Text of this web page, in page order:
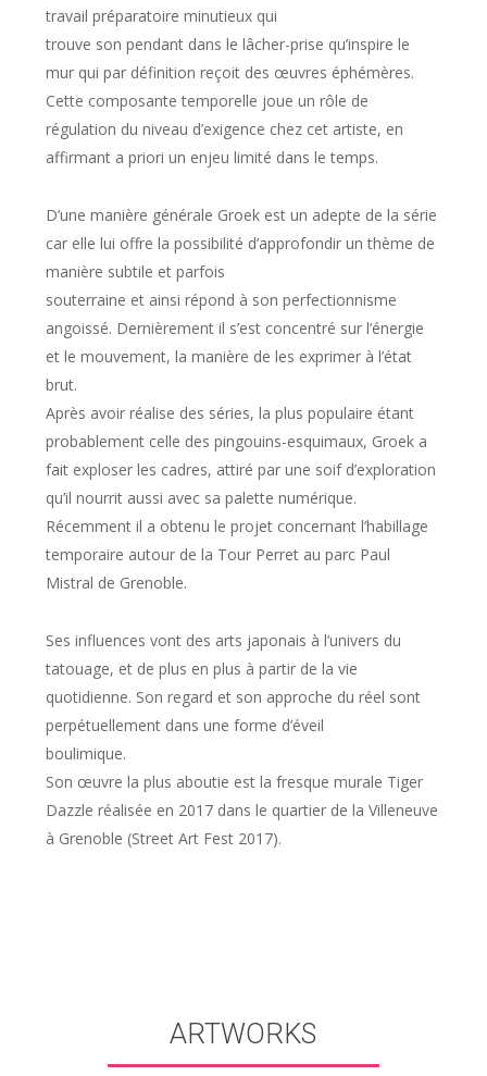
travail préparatoire minutieux qui
trouve son pendant dans le lâcher-prise qu’inspire le
mur qui par définition reçoit des œuvres éphémères.
Cette composante temporelle joue un rôle de
régulation du niveau d’exigence chez cet artiste, en
affirmant a priori un enjeu limité dans le temps.
D’une manière générale Groek est un adepte de la série
car elle lui offre la possibilité d’approfondir un thème de
manière subtile et parfois
souterraine et ainsi répond à son perfectionnisme
angoissé. Dernièrement il s’est concentré sur l’énergie
et le mouvement, la manière de les exprimer à l’état
brut.
Après avoir réalise des séries, la plus populaire étant
probablement celle des pingouins-esquimaux, Groek a
fait exploser les cadres, attiré par une soif d’exploration
qu’il nourrit aussi avec sa palette numérique.
Récemment il a obtenu le projet concernant l’habillage
temporaire autour de la Tour Perret au parc Paul
Mistral de Grenoble.
Ses influences vont des arts japonais à l’univers du
tatouage, et de plus en plus à partir de la vie
quotidienne. Son regard et son approche du réel sont
perpétuellement dans une forme d’éveil
boulimique.
Son œuvre la plus aboutie est la fresque murale Tiger
Dazzle réalisée en 2017 dans le quartier de la Villeneuve
à Grenoble (Street Art Fest 2017).
ARTWORKS